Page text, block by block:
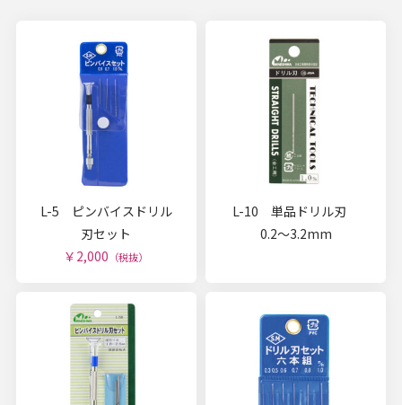
L-5 ピンバイスドリル
刃セット
￥2,000 （税抜）
L-10 単品ドリル刃
0.2～3.2mm